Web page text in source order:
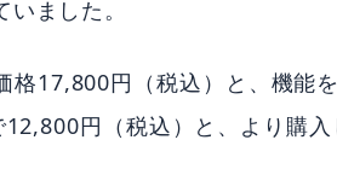
ました。
格17,800円（税込）と、機能
円（税込）と、より購入